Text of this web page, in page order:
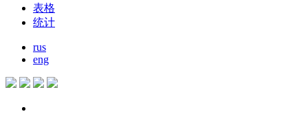
表格
统计
rus
eng